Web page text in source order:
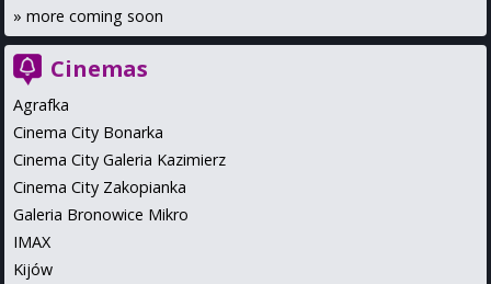
» more coming soon
Cinemas
Agrafka
Cinema City Bonarka
Cinema City Galeria Kazimierz
Cinema City Zakopianka
Galeria Bronowice Mikro
IMAX
Kijów